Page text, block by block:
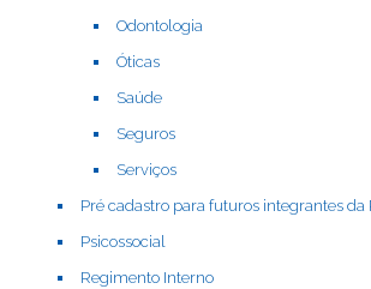
Odontologia
Óticas
Saúde
Seguros
Serviços
Pré cadastro para futuros integrantes da
Psicossocial
Regimento Interno